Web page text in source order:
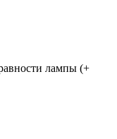
лампы (+